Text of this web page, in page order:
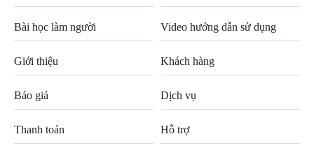
Bài học làm người Video hướng dẫn sử dụng
Giới thiệu Khách hàng
Báo giá Dịch vụ
Thanh toán Hỗ trợ